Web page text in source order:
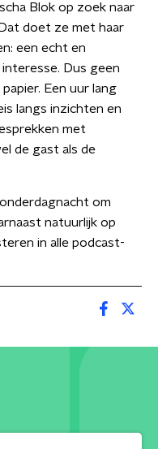
Blok op zoek naar
doet ze met haar
een echt en
Dus geen
Een uur lang
langs inzichten en
met
de gast als de
om
natuurlijk op
in alle podcast-